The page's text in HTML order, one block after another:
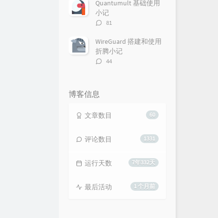
Quantumult 基础使用
小记
评
数：
81
WireGuard 搭建和使用
折腾小记
评
44
博客信息
60
文章数目
1331
评论数目
7年332天
运行天数
1 个月前
最后活动